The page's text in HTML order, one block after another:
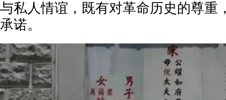
与私人情谊，既有对革命历史的尊重
承诺。